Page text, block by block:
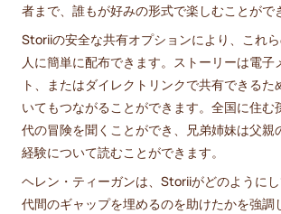
者まで、誰もが好みの形式で楽しむことがで
Storiiの安全な共有オプションにより、これ
人に簡単に配布できます。ストーリーは電子
ト、またはダイレクトリンクで共有できるた
いてもつながることができます。全国に住む
代の冒険を聞くことができ、兄弟姉妹は父親
経験について読むことができます。
ヘレン・ティーガンは、Storiiがどのように
代間のギャップを埋めるのを助けたかを強調